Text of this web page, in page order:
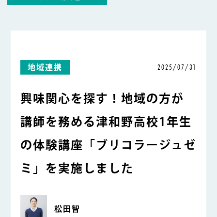
地域連携 2025/07/31
興味関心を探す！地域の方が
講師を務める津和野高校1年生
の体験講座「ブリコラージュゼ
ミ」を実施しました
松田智